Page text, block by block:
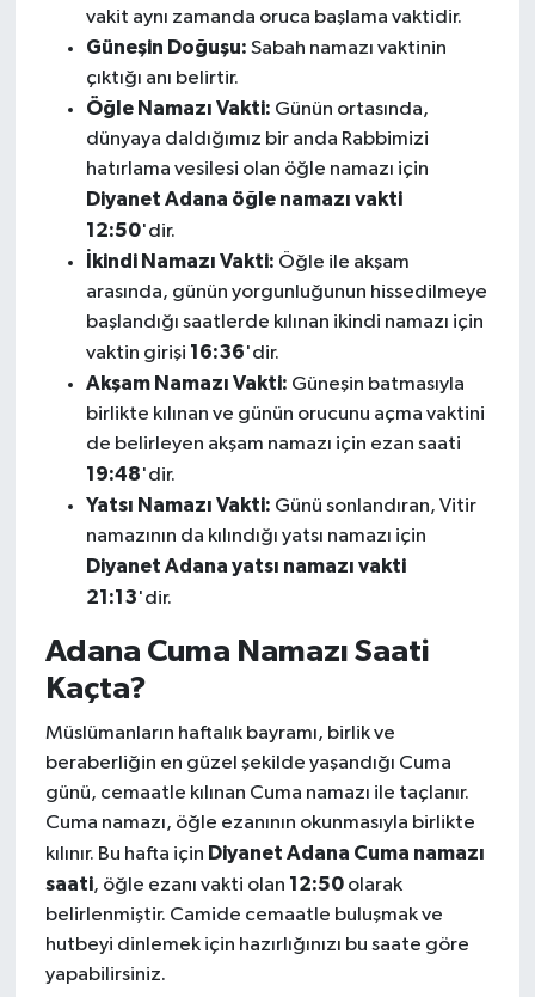
vakit aynı zamanda oruca başlama vaktidir.
Güneşin Doğuşu: Sabah namazı vaktinin
çıktığı anı belirtir.
Öğle Namazı Vakti: Günün ortasında,
dünyaya daldığımız bir anda Rabbimizi
hatırlama vesilesi olan öğle namazı için
Diyanet Adana öğle namazı vakti
12:50'dir.
İkindi Namazı Vakti: Öğle ile akşam
arasında, günün yorgunluğunun hissedilmeye
başlandığı saatlerde kılınan ikindi namazı için
vaktin girişi 16:36'dir.
Akşam Namazı Vakti: Güneşin batmasıyla
birlikte kılınan ve günün orucunu açma vaktini
de belirleyen akşam namazı için ezan saati
19:48'dir.
Yatsı Namazı Vakti: Günü sonlandıran, Vitir
namazının da kılındığı yatsı namazı için
Diyanet Adana yatsı namazı vakti
21:13'dir.
Adana Cuma Namazı Saati
Kaçta?
Müslümanların haftalık bayramı, birlik ve
beraberliğin en güzel şekilde yaşandığı Cuma
günü, cemaatle kılınan Cuma namazı ile taçlanır.
Cuma namazı, öğle ezanının okunmasıyla birlikte
kılınır. Bu hafta için Diyanet Adana Cuma namazı
saati, öğle ezanı vakti olan 12:50 olarak
belirlenmiştir. Camide cemaatle buluşmak ve
hutbeyi dinlemek için hazırlığınızı bu saate göre
yapabilirsiniz.